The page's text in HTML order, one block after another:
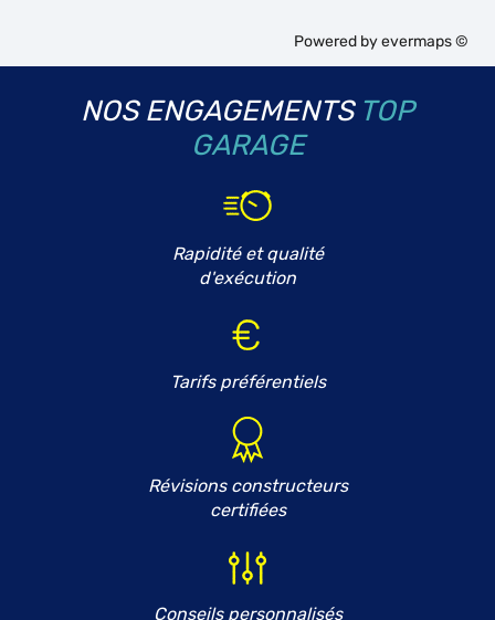
Powered byevermaps ©
NOS ENGAGEMENTS TOP
GARAGE
Rapidité et qualité
d'exécution
Tarifs préférentiels
Révisions constructeurs
certifiées
Conseils personnalisés